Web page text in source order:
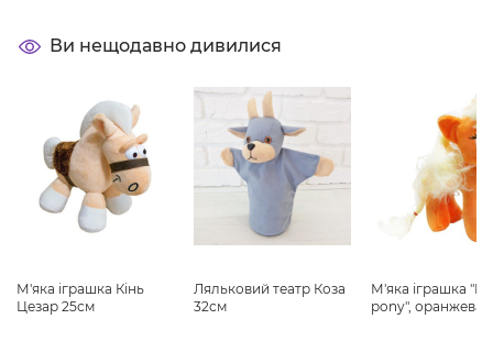
Ви нещодавно дивилися
М'яка іграшка Кінь
Цезар 25см
Ляльковий театр Коза
32см
М'яка іграшка
pony", оранжева